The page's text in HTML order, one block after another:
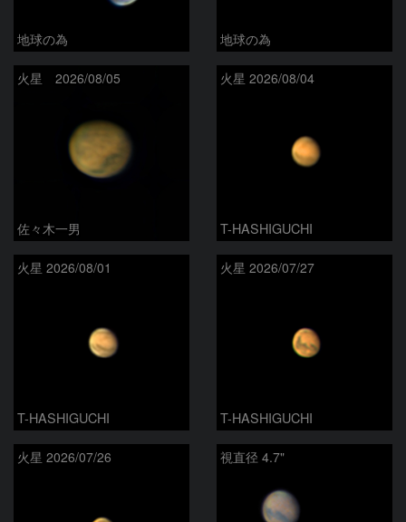
地球の為 地球の為
火星 2026/08/05
佐々木一男
火星 2026/08/04
T-HASHIGUCHI
火星 2026/08/01
T-HASHIGUCHI
火星 2026/07/27
T-HASHIGUCHI
火星 2026/07/26 視直径 4.7"